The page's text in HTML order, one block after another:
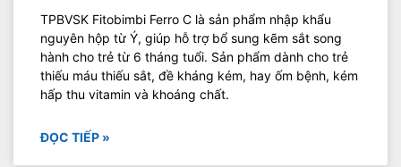
TPBVSK Fitobimbi Ferro C là sản phẩm nhập khẩu
nguyên hộp từ Ý, giúp hỗ trợ bổ sung kẽm sắt song
hành cho trẻ từ 6 tháng tuổi. Sản phẩm dành cho trẻ
thiếu máu thiếu sắt, đề kháng kém, hay ốm bệnh, kém
hấp thu vitamin và khoáng chất.
ĐỌC TIẾP »